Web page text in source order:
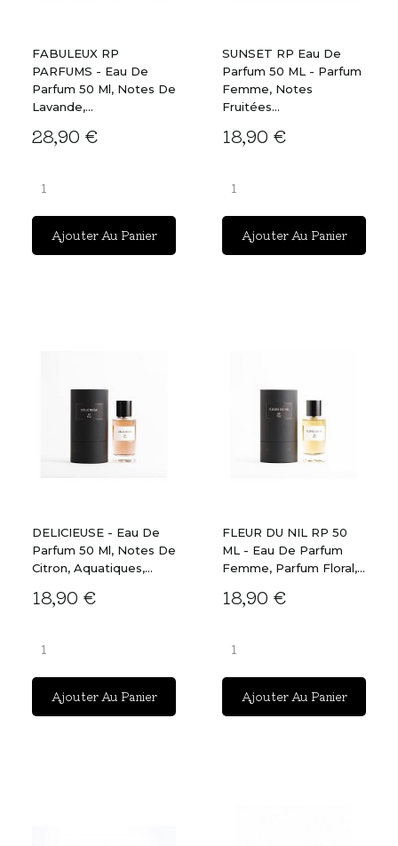
FABULEUX RP
PARFUMS - Eau De
Parfum 50 Ml, Notes De
Lavande,...
28,90 €
Ajouter Au Panier
SUNSET RP Eau De
Parfum 50 ML - Parfum
Femme, Notes
Fruitées...
18,90 €
Ajouter Au Panier
DELICIEUSE - Eau De
Parfum 50 Ml, Notes De
Citron, Aquatiques,...
18,90 €
Ajouter Au Panier
FLEUR DU NIL RP 50
ML - Eau De Parfum
Femme, Parfum Floral,...
18,90 €
Ajouter Au Panier